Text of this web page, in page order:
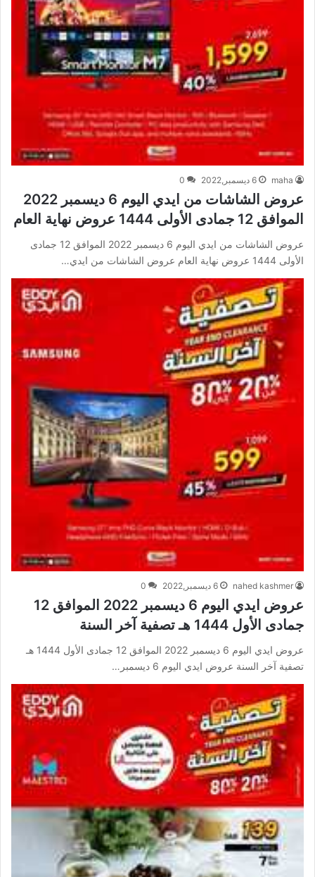
maha 6 ديسمبر,2022 0
عروض الشاشات من ايدي اليوم 6 ديسمبر 2022
الموافق 12 جمادى الأولى 1444 عروض نهاية العام
عروض الشاشات من ايدي اليوم 6 ديسمبر 2022 الموافق 12 جمادى
الأولى 1444 عروض نهاية العام عروض الشاشات من ايدي…
nahed kashmer 6 ديسمبر,2022 0
عروض ايدي اليوم 6 ديسمبر 2022 الموافق 12
جمادى الأول 1444 هـ تصفية آخر السنة
عروض ايدي اليوم 6 ديسمبر 2022 الموافق 12 جمادى الأول 1444 هـ
تصفية آخر السنة عروض ايدي اليوم 6 ديسمبر…